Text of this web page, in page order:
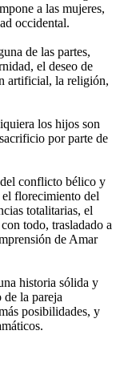
a las mujeres,
occidental.
de las partes,
el deseo de
artificial, la religión,
los hijos son
por parte de
conflicto bélico y
el florecimiento del
totalitarias, el
todo, trasladado a
de Amar
historia sólida y
de la pareja
posibilidades, y